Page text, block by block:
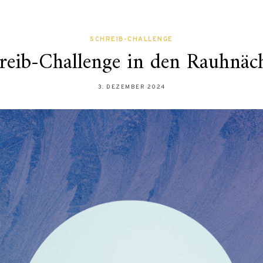
SCHREIB-CHALLENGE
Challenge in den
3. DEZEMBER 2024